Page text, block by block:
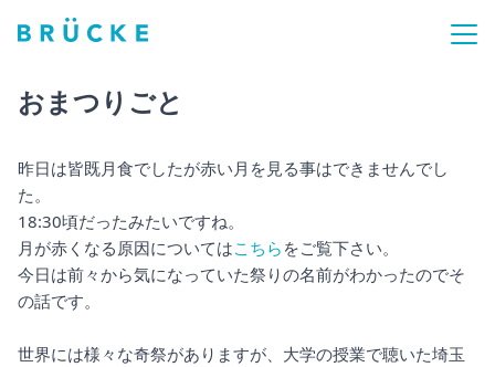
おまつりごと
昨日は皆既月食でしたが赤い月を見る事はできませんでし
た。
18:30頃だったみたいですね。
月が赤くなる原因についてはこちら をご覧下さい。
今日は前々から気になっていた祭りの名前がわかったのでそ
の話です。
世界には様々な奇祭がありますが、大学の授業で聴いた埼玉